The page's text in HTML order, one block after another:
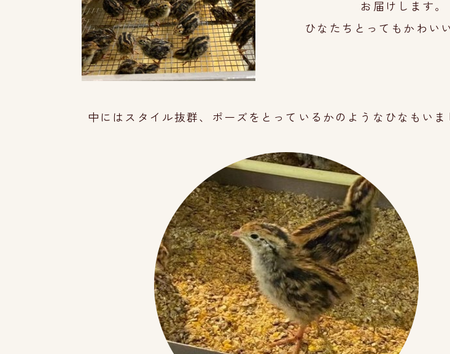
お届けします。
ひなたちとってもかわい
中にはスタイル抜群、ポーズをとっている かの ようなひなもいま